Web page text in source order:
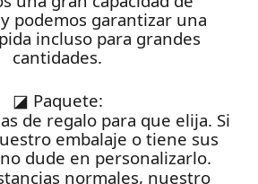
podemos garantizar una
incluso para grandes
cantidades.
◪ Paquete:
de regalo para que elija. Si
embalaje o tiene sus
dude en personalizarlo.
normales, nuestro